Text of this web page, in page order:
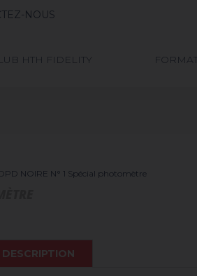
NOUS
HTH FIDELITY
NOIRE N° 1 Spécial photomètre
DESCRIPTION